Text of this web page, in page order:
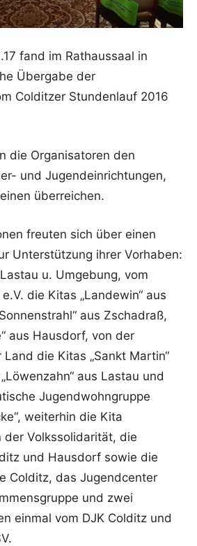
fand im Rathaussaal in
Übergabe der
Colditzer Stundenlauf 2016
die Organisatoren den
und Jugendeinrichtungen,
überreichen.
freuten sich über einen
Unterstützung ihrer Vorhaben:
u. Umgebung, vom
die Kitas „Landewin“ aus
aus Zschadraß,
aus Hausdorf, von der
die Kitas „Sankt Martin“
aus Lastau und
Jugendwohngruppe
weiterhin die Kita
der Volkssolidarität, die
und Hausdorf sowie die
Colditz, das Jugendcenter
und zwei
einmal vom DJK Colditz und